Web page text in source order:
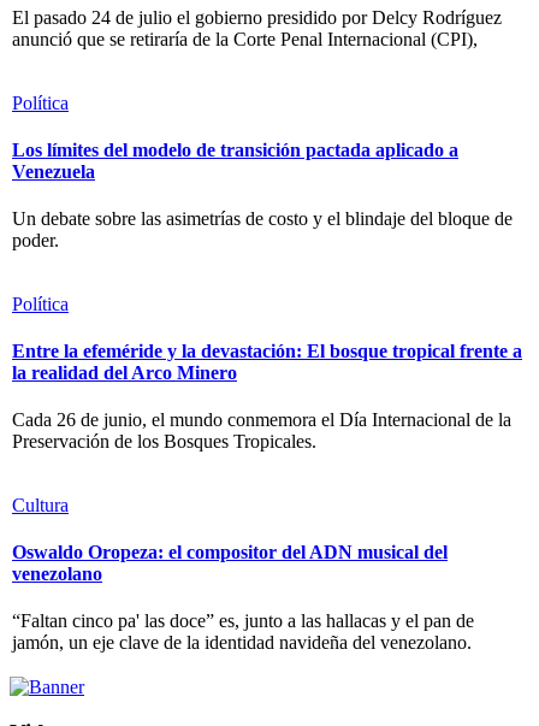
El pasado 24 de julio el gobierno presidido por Delcy Rodríguez
anunció que se retiraría de la Corte Penal Internacional (CPI),
Política
Los límites del modelo de transición pactada aplicado a
Venezuela
Un debate sobre las asimetrías de costo y el blindaje del bloque de
poder.
Política
Entre la efeméride y la devastación: El bosque tropical frente a
la realidad del Arco Minero
Cada 26 de junio, el mundo conmemora el Día Internacional de la
Preservación de los Bosques Tropicales.
Cultura
Oswaldo Oropeza: el compositor del ADN musical del
venezolano
“Faltan cinco pa' las doce” es, junto a las hallacas y el pan de
jamón, un eje clave de la identidad navideña del venezolano.